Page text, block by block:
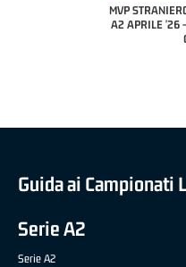
MVP
DILAS B
MARCO
Guida ai Campionati
Serie A2
Serie A2